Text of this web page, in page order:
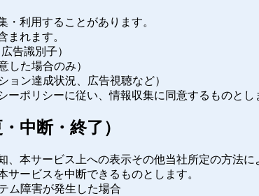
・利用することがあります。
まれます。
告識別子）
した場合のみ）
ョン達成状況、広告視聴など）
ーポリシーに従い、情報収集に同意するものとし
中断・終了）
、本サービス上への表示その他当社所定の方法
サービスを中断できるものとします。
ム障害が発生した場合